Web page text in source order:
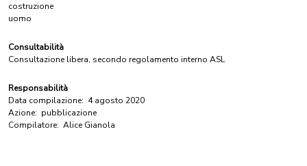
costruzione
uomo
Consultabilità
Consultazione libera, secondo regolamento interno ASL
Responsabilità
Data compilazione: 4 agosto 2020
Azione: pubblicazione
Compilatore: Alice Gianola